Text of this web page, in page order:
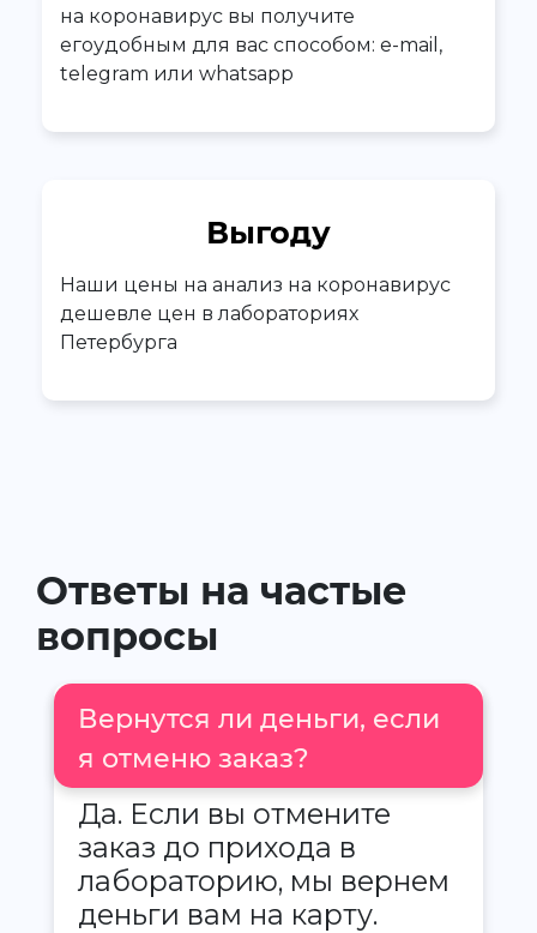
на коронавирус вы получите
егоудобным для вас способом: e-mail,
telegram или whatsapp
Выгоду
Наши цены на анализ на коронавирус
дешевле цен в лабораториях
Петербурга
Ответы на частые
вопросы
Вернутся ли деньги, если
я отменю заказ?
Да. Если вы отмените
заказ до прихода в
лабораторию, мы вернем
деньги вам на карту.